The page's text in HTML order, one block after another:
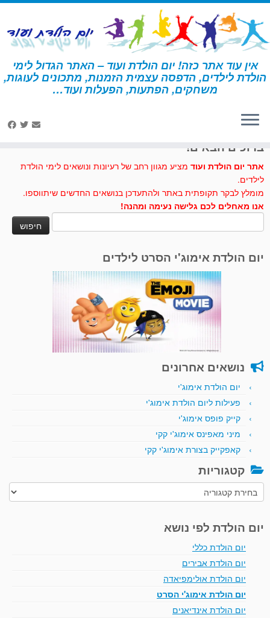
דלג
לתוכן
אין עוד אתר כזה! יום הולדת ועוד – האתר הגדול לימי
הולדת לילדים, הדפסה עצמית הזמנות, מתכונים לעוגות,
משחקים, הפתעות, הפעלות ועוד… דף הבית » יצירה » רקדניות להדפסה והרכבה
ברוכים הבאים!
אתר יום הולדת ועוד מציע מגוון רחב של רעיונות ונושאים לימי הולדת
לילדים.
מומלץ לבקר תקופתית באתר ולהתעדכן בנושאים החדשים שיתווספו.
אנו מאחלים לכם גלישה נעימה ומהנה!
יום הולדת אימוג'י הסרט לילדים
נושאים אחרונים
יום הולדת אימוג'י
פעילות ליום הולדת אימוג'י
קייק פופס אימוג'י
מיני מאפינס אימוג'י קקי
קאפקייק בצורת אימוג'י קקי
קטגוריות
קטגוריות
יום הולדת לפי נושא
יום הולדת כללי
יום הולדת אבירים
יום הולדת אולימפיאדה
יום הולדת אימוג'י הסרט
יום הולדת אינדיאנים